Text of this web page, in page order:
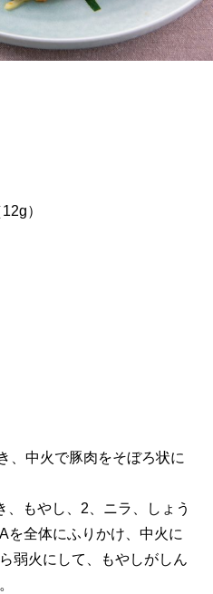
）
、中火で豚肉をそぼろ状に
、もやし、2、ニラ、しょう
を全体にふりかけ、中火に
弱火にして、もやしがしん